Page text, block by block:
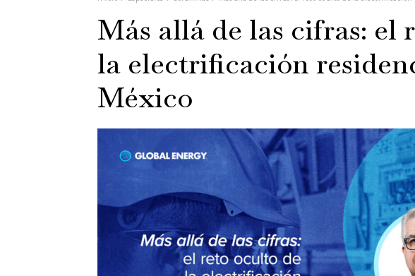
Más allá de las cifras: el
la electrificación
México